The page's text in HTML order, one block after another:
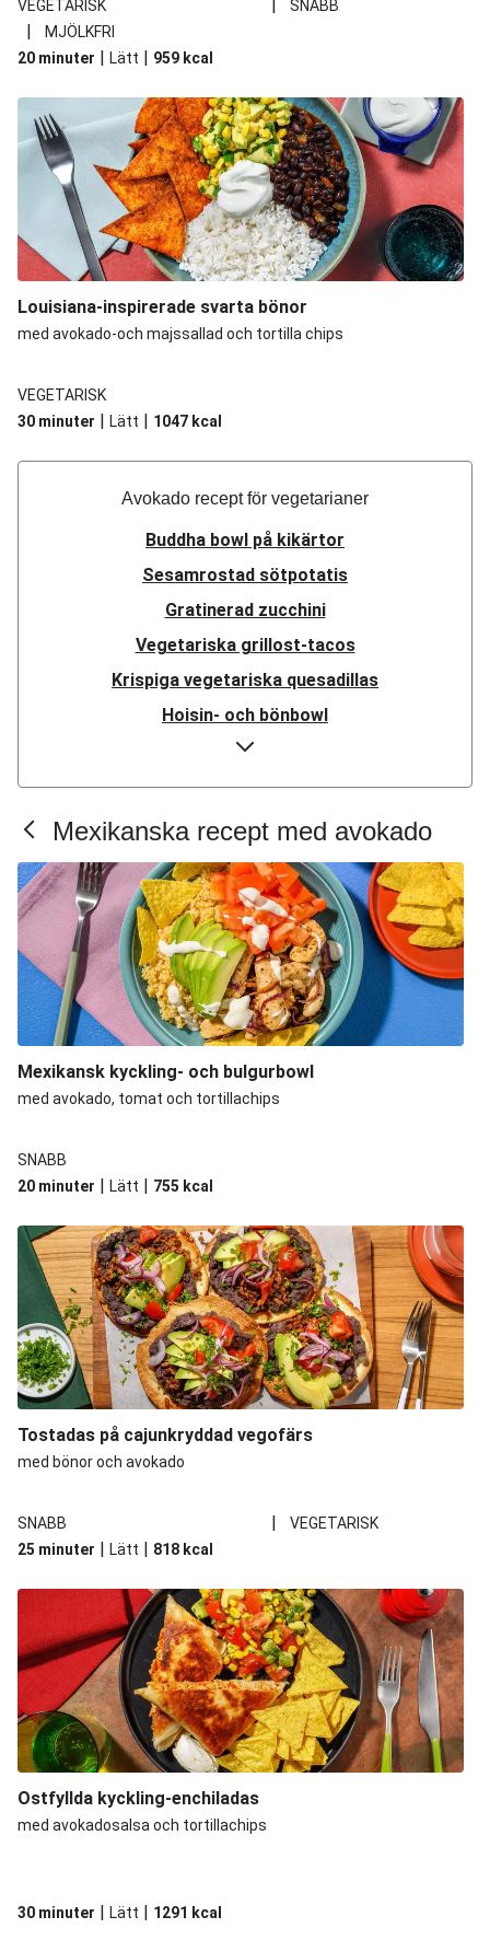
VEGETARISK SNABB
|
MJÖLKFRI
20 minuter | Lätt | 959 kcal
Louisiana-inspirerade svarta bönor
med avokado-och majssallad och tortilla chips
VEGETARISK
30 minuter | Lätt | 1047 kcal
Avokado recept för vegetarianer
Buddha bowl på kikärtor
Sesamrostad sötpotatis
Gratinerad zucchini
Vegetariska grillost-tacos
Krispiga vegetariska quesadillas
Hoisin- och bönbowl
BBQ-stekt portobello
Mexikansk nachosbowl
One-pot cajun-ris
Pannstekt grillost
Vegetariska pulled bean-tacos
Mexikansk bönburgare
Mexikansk bönbowl
Hawaiiansk BBQ-kikärtsbowl
Vegetarisk kikärtsbowl
Mexikanska portobellotacos
Mexikanska linser
Linssallad
Mexikanska recept med avokado
Mexikansk kyckling- och bulgurbowl
med avokado, tomat och tortillachips
SNABB
20 minuter | Lätt | 755 kcal
Tostadas på cajunkryddad vegofärs
med bönor och avokado
SNABB |
VEGETARISK
25 minuter | Lätt | 818 kcal
Ostfyllda kyckling-enchiladas
med avokadosalsa och tortillachips
30 minuter | Lätt | 1291 kcal